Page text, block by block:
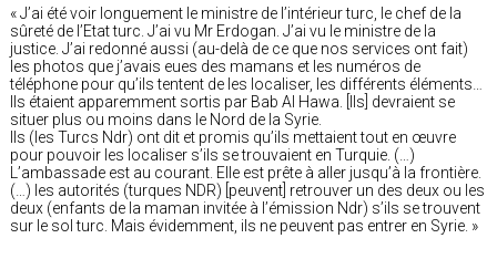
« J’ai été voir longuement le ministre de l’intérieur turc, le chef de la
sûreté de l’Etat turc. J’ai vu Mr Erdogan. J’ai vu le ministre de la
justice. J’ai redonné aussi (au-delà de ce que nos services ont fait)
les photos que j’avais eues des mamans et les numéros de
téléphone pour qu’ils tentent de les localiser, les différents éléments…
Ils étaient apparemment sortis par Bab Al Hawa. [Ils] devraient se
situer plus ou moins dans le Nord de la Syrie.
Ils (les Turcs Ndr) ont dit et promis qu’ils mettaient tout en œuvre
pour pouvoir les localiser s’ils se trouvaient en Turquie. (…)
L’ambassade est au courant. Elle est prête à aller jusqu’à la frontière.
(…) les autorités (turques NDR) [peuvent] retrouver un des deux ou les
deux (enfants de la maman invitée à l’émission Ndr) s’ils se trouvent
sur le sol turc. Mais évidemment, ils ne peuvent pas entrer en Syrie. »